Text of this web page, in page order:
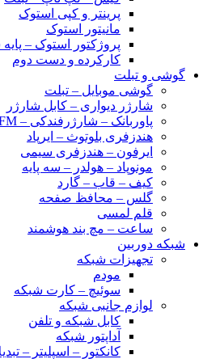
پرینتر و کپی استوک
مانیتور استوک
پروژکتور استوک –
کارکرده و دست دوم
گوشی و تبلت
گوشی موبایل – تبلت
شارژر دیواری – کابل شارژر
پاوربانک – شارژرفندکی – FMپلیر
هندزفری بلوتوث – ایرپاد
ایرفون – هندزفری سیمی
مونوپاد – هولدر – سه پایه
کیف – قاب – گارد
گلس – محافظ صفحه
قلم لمسی
ساعت – مچ بند هوشمند
شبکه دوربین
تجهیزات شبکه
مودم
سوئیچ – کارت شبکه
لوازم جانبی شبکه
کابل شبکه و تلفن
آداپتور شبکه
کانکتور – اسپلیتر –